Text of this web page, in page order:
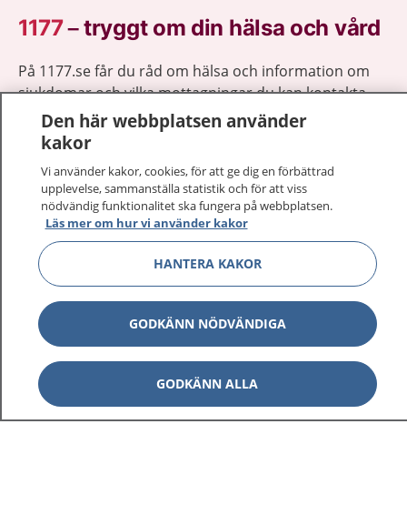
1177–tryggt om din hälsa och vård
På 1177.se får du råd om hälsa och information om
sjukdomar och vilka mottagningar du kan kontakta.
Logga in för att läsa din journal och göra dina
vårdärenden. Ring telefonnummer 1177 för
1177 ger dig råd när du vill må bättre.
1177 på flera språk
Om 1177 Visa
Kontakt Visa
Den här webbplatsen använder
kakor
Vi använder kakor, cookies, för att ge dig en förbättrad
upplevelse, sammanställa statistik och för att viss
nödvändig funktionalitet ska fungera på webbplatsen.
Läs mer om hur vi använder kakor
HANTERA KAKOR
GODKÄNN NÖDVÄNDIGA
GODKÄNN ALLA